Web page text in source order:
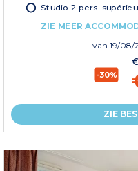
Studio 2 pers.
ZIE MEER
van 19/08/
-30%
ZIE